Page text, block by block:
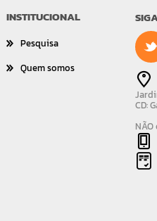
INSTITUCIONAL
Pesquisa
Quem somos
CD: